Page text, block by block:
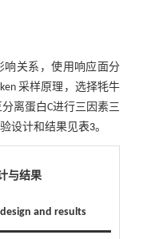
响关系，使用响应面分
采样原理，选择牦牛
离蛋白C进行三因素三
设计和结果见表3。
与结果
and results